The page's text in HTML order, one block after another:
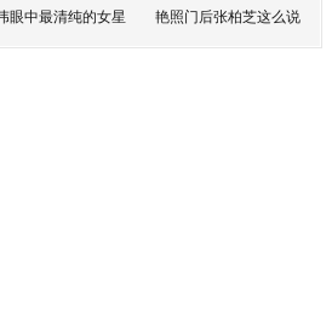
眼中最清纯的女星 艳照门后张柏芝这么说